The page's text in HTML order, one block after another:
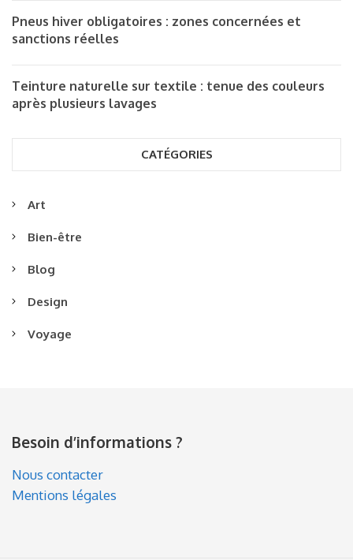
Pneus hiver obligatoires : zones concernées et
sanctions réelles
Teinture naturelle sur textile : tenue des couleurs
après plusieurs lavages
CATÉGORIES
Art
Bien-être
Blog
Design
Voyage
Besoin d’informations ?
Nous contacter
Mentions légales